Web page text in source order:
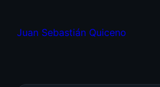
Juan Sebastián Quiceno